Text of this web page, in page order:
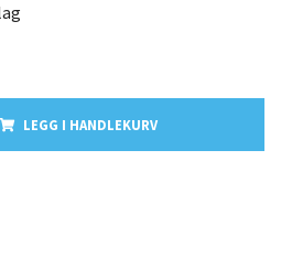
LEGG I HANDLEKURV